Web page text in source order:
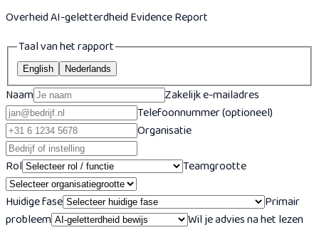
Overheid AI-geletterdheid Evidence Report
Taal van het rapport
English Nederlands
Naam
Zakelijk e-mailadres
Telefoonnummer (optioneel)
Organisatie
Rol
Teamgrootte
Huidige fase
Primair
probleem
Wil je advies na het lezen